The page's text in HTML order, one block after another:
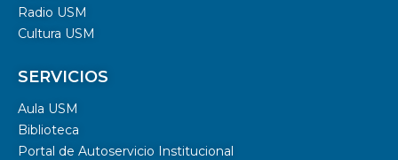
Radio USM
Cultura USM
SERVICIOS
Aula USM
Biblioteca
Portal de Autoservicio Institucional